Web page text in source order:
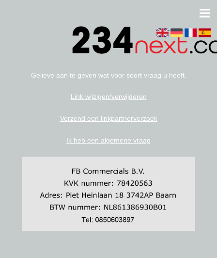
Gelieve aan te geven wat voor soort vraag u heeft.
Link wijzigen/verwijderen
Verzend een linkpartnerverzoek
Ik heb een algemene vraag